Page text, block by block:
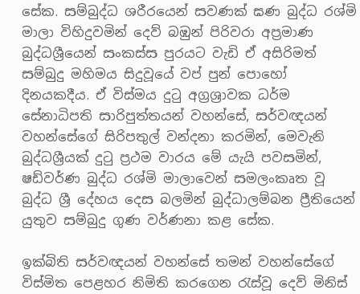
සේක. සම්බුද්ධ ශරීරයෙන් සවණක් ඝණ බුද්ධ රශ්මි
මාලා විහිදුවමින් දෙව් බඹුන් පිරිවරා අප්‍රමාණ
බුද්ධශ්‍රීයෙන් සංකස්ස පුරයට වැඩි ඒ අසිරිමත්
සම්බුදු මහිමය සිදුවූයේ වප් පුන් පොහෝ
දිනයකදීය. ඒ විස්මය දුටු අග්‍රශ්‍රාවක ධර්ම
සේනාධිපති සාරිපුත්තයන් වහන්සේ, සර්වඥයන්
වහන්සේගේ සිරිපතුල් වන්දනා කරමින්, මෙවැනි
බුද්ධශ්‍රීයක් දුටු ප්‍රථම වාරය මේ යැයි පවසමින්,
ෂඩ්වර්ණ බුද්ධ රශ්මි මාලාවෙන් සමලංකෘත වූ
බුද්ධ ශ්‍රී දේහය දෙස බලමින් බුද්ධාලම්බන ප්‍රීතියෙන්
යුතුව සම්බුදු ගුණ වර්ණනා කළ සේක.
ඉක්බිති සර්වඥයන් වහන්සේ තමන් වහන්සේගේ
විස්මිත පෙළහර නිමිති කරගෙන රැස්වූ දෙව් මිනිස්